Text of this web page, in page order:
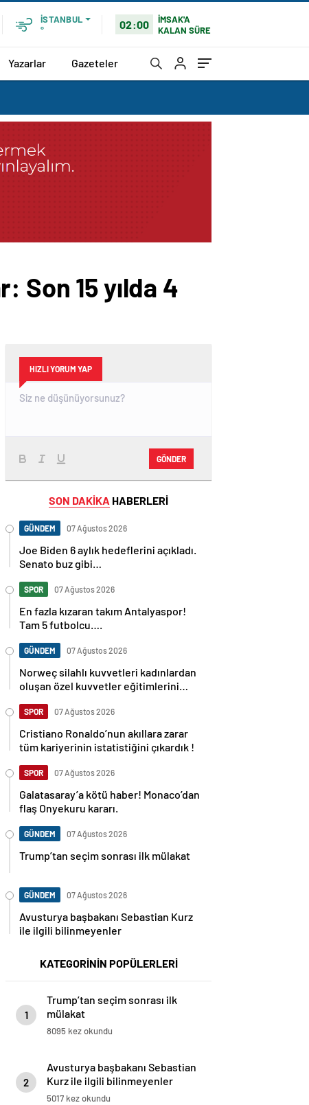
İSTANBUL
°
02:00
İMSAK'A
KALAN SÜRE
Yazarlar Gazeteler
Son 15 yılda 4
HIZLI YORUM YAP
GÖNDER
SON DAKİKA HABERLERİ
GÜNDEM 07 Ağustos 2026
Joe Biden 6 aylık hedeflerini açıkladı.
Senato buz gibi…
SPOR 07 Ağustos 2026
En fazla kızaran takım Antalyaspor!
Tam 5 futbolcu….
GÜNDEM 07 Ağustos 2026
Norweç silahlı kuvvetleri kadınlardan
oluşan özel kuvvetler eğitimlerini
SPOR 07 Ağustos 2026
Cristiano Ronaldo’nun akıllara zarar
tüm kariyerinin istatistiğini çıkardık !
SPOR 07 Ağustos 2026
Galatasaray’a kötü haber! Monaco’dan
flaş Onyekuru kararı.
GÜNDEM 07 Ağustos 2026
Trump’tan seçim sonrası ilk mülakat
GÜNDEM 07 Ağustos 2026
Avusturya başbakanı Sebastian Kurz
ile ilgili bilinmeyenler
KATEGORİNİN POPÜLERLERİ
1
Trump’tan seçim sonrası ilk
mülakat
8095 kez okundu
2
Avusturya başbakanı Sebastian
Kurz ile ilgili bilinmeyenler
5017 kez okundu